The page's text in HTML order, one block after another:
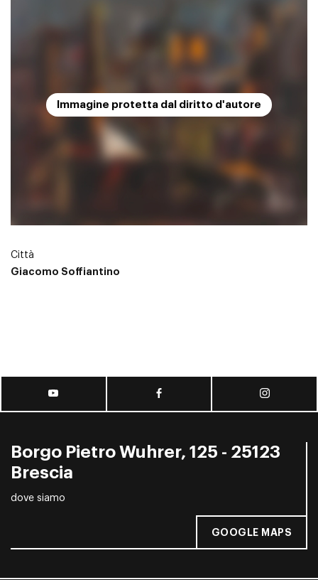
Immagine protetta dal diritto d'autore
Città
Giacomo Soffiantino
Borgo Pietro Wuhrer, 125 - 25123
Brescia
dove siamo
GOOGLE MAPS